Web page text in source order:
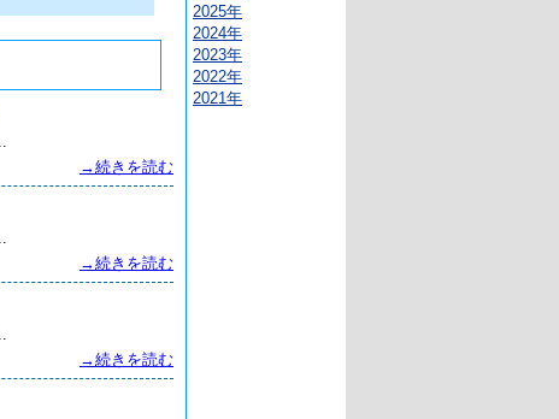
→続きを読む
→続きを読む
→続きを読む
2025年
2024年
2023年
2022年
2021年